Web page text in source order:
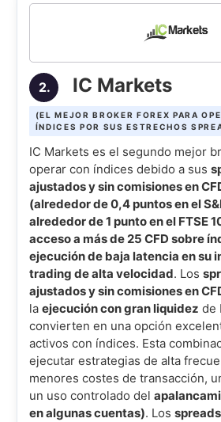
2. IC Markets
(EL MEJOR BROKER FOREX PARA
ÍNDICES POR SUS ESTRECHOS
IC Markets es el segundo mejor
operar con índices debido a sus
ajustados y sin comisiones en
(alrededor de 0,4 puntos en el
alrededor de 1 punto en el FTSE
acceso a más de 25 CFD sobre
ejecución de baja latencia en su
trading de alta velocidad. Los
ajustados y sin comisiones en
la ejecución con gran liquidez de
convierten en una opción
activos con índices. Esta
ejecutar estrategias de alta
menores costes de transacción,
un uso controlado del
en algunas cuentas). Los